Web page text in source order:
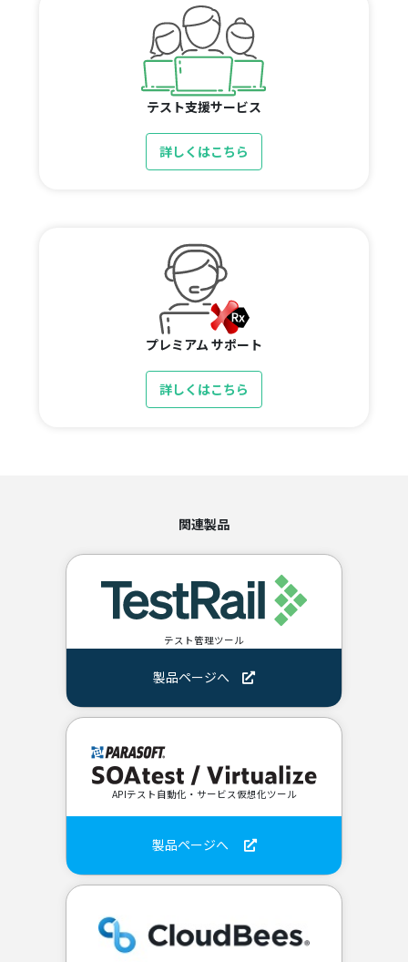
テスト支援サービス
詳しくはこちら
プレミアム サポート
詳しくはこちら
関連製品
テスト管理ツール
製品ページへ
APIテスト自動化・サービス仮想化ツール
製品ページへ